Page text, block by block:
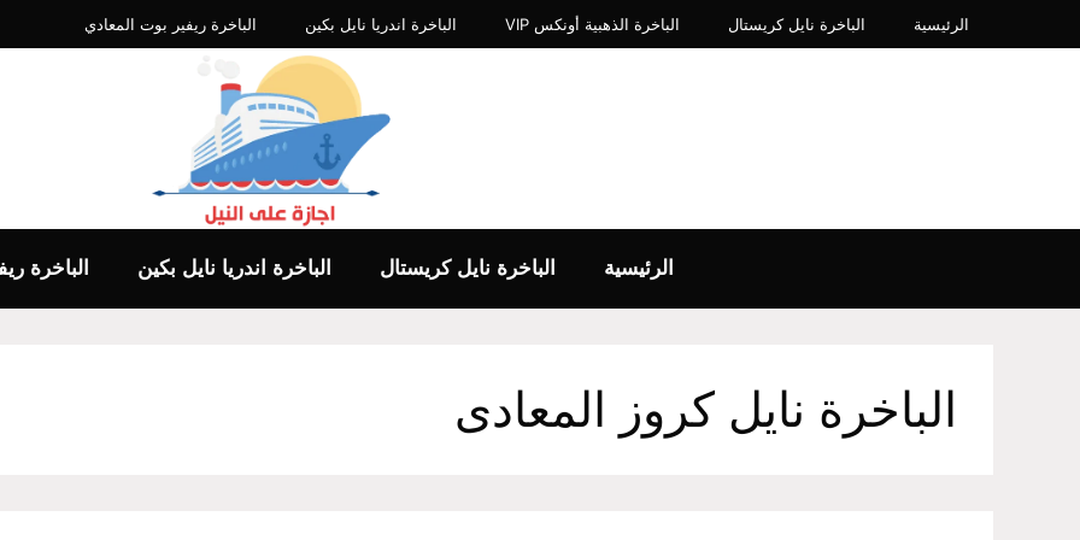
إلى
الرئيسية الباخرة نايل كريستال الباخرة الذهبية أونكس VIP​ الباخرة اندريا نايل بكين الباخرة ريفير بوت المعادي
الرئيسية الباخرة نايل كريستال الباخرة اندريا نايل بكين الباخرة
الباخرة نايل كروز المعادى